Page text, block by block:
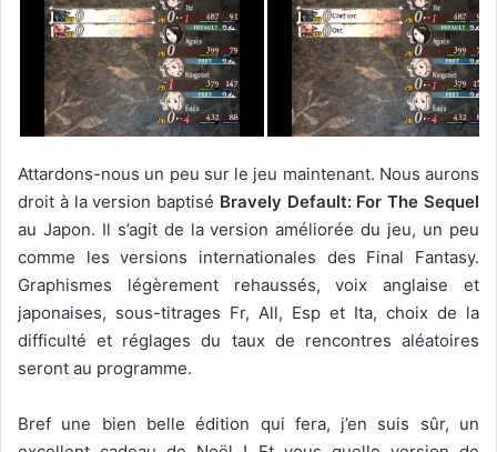
Attardons-nous un peu sur le jeu maintenant. Nous aurons
droit à la version baptisé Bravely Default: For The Sequel
au Japon. Il s’agit de la version améliorée du jeu, un peu
comme les versions internationales des Final Fantasy.
Graphismes légèrement rehaussés, voix anglaise et
japonaises, sous-titrages Fr, All, Esp et Ita, choix de la
difficulté et réglages du taux de rencontres aléatoires
seront au programme.
Bref une bien belle édition qui fera, j’en suis sûr, un